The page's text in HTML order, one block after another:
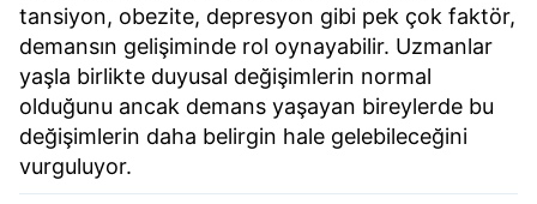
tansiyon, obezite, depresyon gibi pek çok faktör,
demansın gelişiminde rol oynayabilir. Uzmanlar
yaşla birlikte duyusal değişimlerin normal
olduğunu ancak demans yaşayan bireylerde bu
değişimlerin daha belirgin hale gelebileceğini
vurguluyor.